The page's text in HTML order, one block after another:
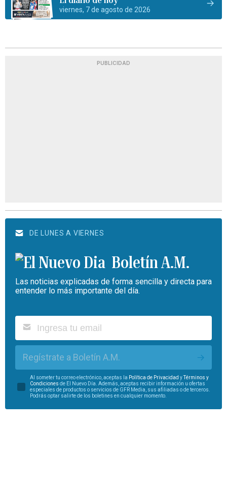
viernes, 7 de agosto de 2026
PUBLICIDAD
DE LUNES A VIERNES
Boletín A.M.
Las noticias explicadas de forma sencilla y directa para
entender lo más importante del día.
Regístrate a Boletín A.M.
Al someter tu correo electrónico, aceptas la Política de Privacidad y
Términos y
Condiciones de El Nuevo Día. Además, aceptas recibir información u ofertas
especiales de productos o servicios de GFR Media, sus afiliadas o de terceros.
Podrás optar salirte de los boletines en cualquier momento.